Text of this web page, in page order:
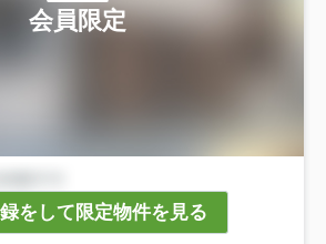
会員限定
をして限定物件を見る